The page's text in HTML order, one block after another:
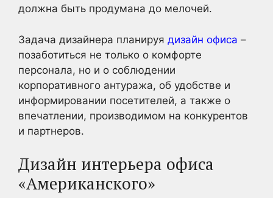
должна быть продумана до мелочей.
Задача дизайнера планируя дизайн офиса –
позаботиться не только о комфорте
персонала, но и о соблюдении
корпоративного антуража, об удобстве и
информировании посетителей, а также о
впечатлении, производимом на конкурентов
и партнеров.
Дизайн интерьера офиса
«Американского»